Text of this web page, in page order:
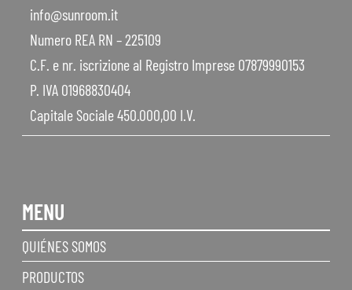
info@sunroom.it
Numero REA RN – 225109
C.F. e nr. iscrizione al Registro Imprese 07879990153
P. IVA 01968830404
Capitale Sociale 450.000,00 I.V.
MENU
QUIÉNES SOMOS
PRODUCTOS